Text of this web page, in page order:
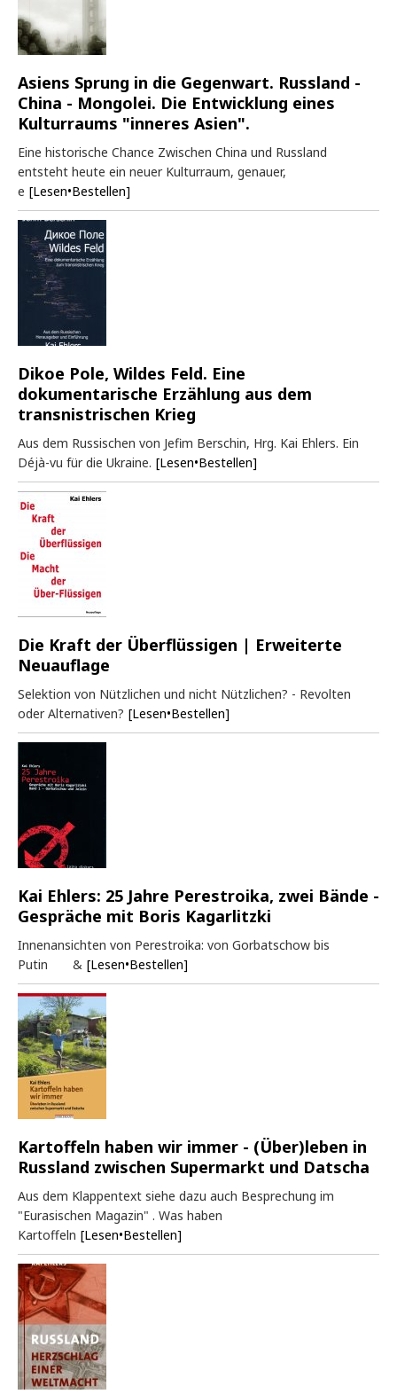
Asiens Sprung in die Gegenwart. Russland -
China - Mongolei. Die Entwicklung eines
Kulturraums "inneres Asien".
Eine historische Chance Zwischen China und Russland
entsteht heute ein neuer Kulturraum, genauer,
e [Lesen•Bestellen]
Dikoe Pole, Wildes Feld. Eine
dokumentarische Erzählung aus dem
transnistrischen Krieg
Aus dem Russischen von Jefim Berschin, Hrg. Kai Ehlers. Ein
Déjà-vu für die Ukraine. [Lesen•Bestellen]
Die Kraft der Überflüssigen | Erweiterte
Neuauflage
Selektion von Nützlichen und nicht Nützlichen? - Revolten
oder Alternativen? [Lesen•Bestellen]
Kai Ehlers: 25 Jahre Perestroika, zwei Bände -
Gespräche mit Boris Kagarlitzki
Innenansichten von Perestroika: von Gorbatschow bis
Putin & [Lesen•Bestellen]
Kartoffeln haben wir immer - (Über)leben in
Russland zwischen Supermarkt und Datscha
Aus dem Klappentext siehe dazu auch Besprechung im
"Eurasischen Magazin" . Was haben
Kartoffeln [Lesen•Bestellen]